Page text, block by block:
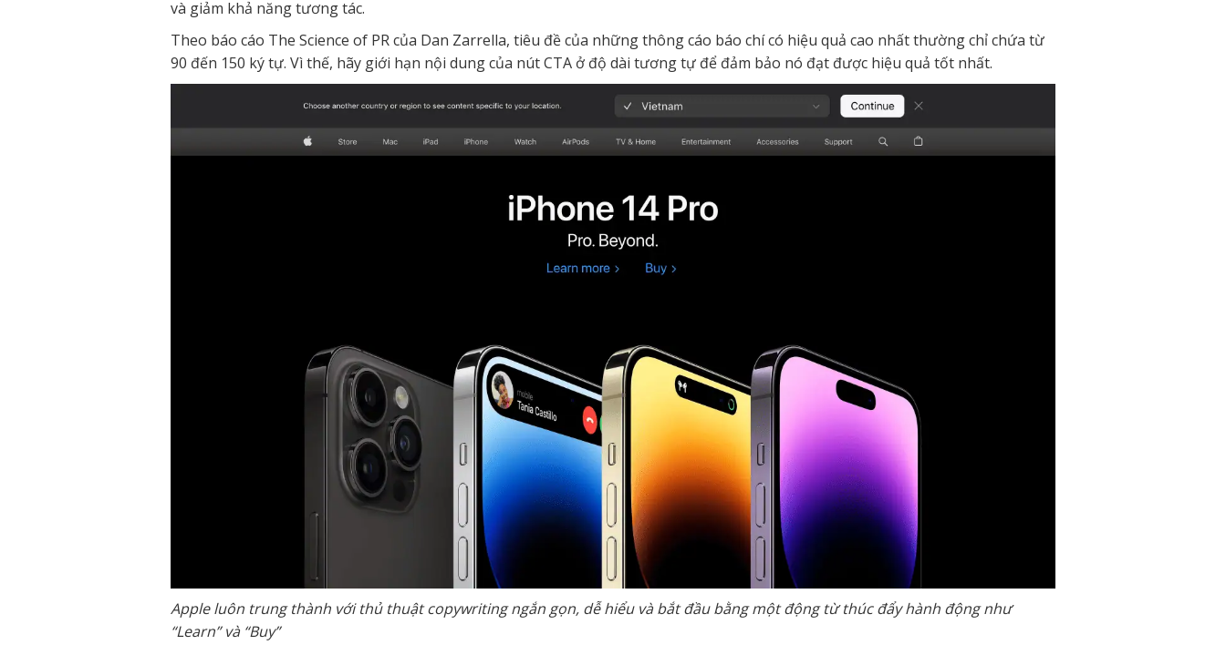
và giảm khả năng tương tác.
Theo báo cáo The Science of PR của Dan Zarrella, tiêu đề của những thông cáo báo chí có hiệu quả cao nhất thường chỉ chứa từ
90 đến 150 ký tự. Vì thế, hãy giới hạn nội dung của nút CTA ở độ dài tương tự để đảm bảo nó đạt được hiệu quả tốt nhất.
Apple luôn trung thành vớithủ thuật copywritingngắn gọn, dễ hiểu và bắt đầu bằng một động từ thúc đẩy hành động như
“Learn” và “Buy”